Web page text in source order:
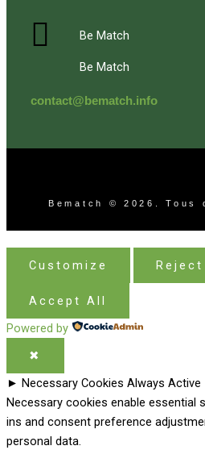
Be Match
Be Match
contact@bematch.info
Bematch © 2026. Tous
Customize
Accept All
Powered by
✖
► Necessary Cookies Always Active
Necessary cookies enable essential
ins and consent preference
personal data.